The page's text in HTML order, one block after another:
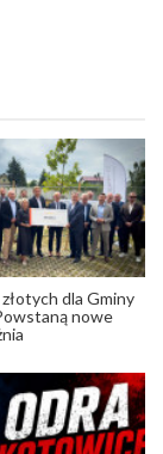
dla Gminy
nowe